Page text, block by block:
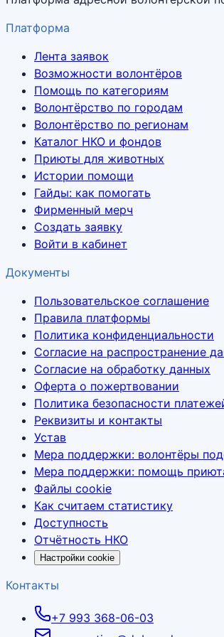
Платформа
Лента заявок
Возможности волонтёров
Помощь по категориям
Волонтёрство по городам
Волонтёрство по регионам
Каталог НКО и фондов
Приюты для животных
Истории помощи
Гайды: как помогать
Фирменный мерч
Создать заявку
Войти в кабинет
Документы
Пользовательское соглашение
Правила платформы
Политика конфиденциальности
Согласие на распространение
Согласие на обработку данных
Оферта о пожертвовании
Политика безопасности
Реквизиты и контакты
Устав
Мера поддержки: волонтёры
Мера поддержки: помощь
Файлы cookie
Как считаем статистику
Доступность
Отчётность НКО
Настройки cookie
Контакты
+7 993 368-06-03